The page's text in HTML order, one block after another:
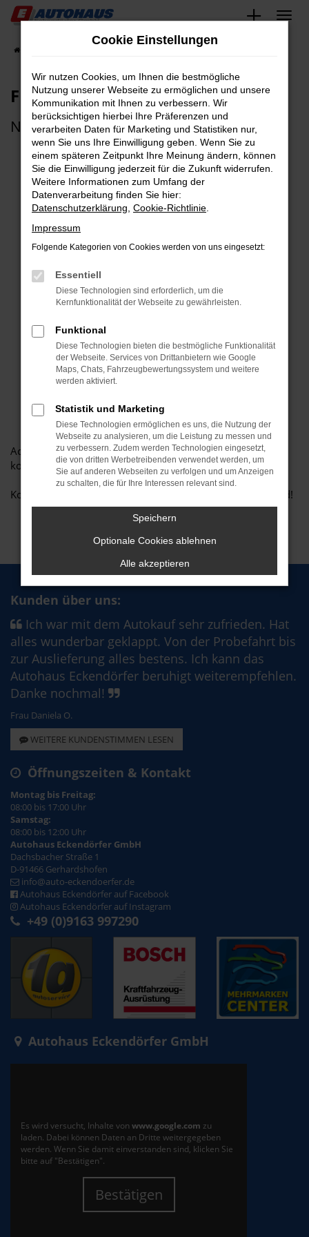
Zum
springen
FFP2-Maskenpflicht
Neue Regelungen
Achtung: Ab 18.01.2021 ist es Pflicht, wenn ihr zu uns
kommt, eine FFP2-Maske zu tragen.
Kommt gut ins Wochenende und wie immer: Bleibt gesund!
Kunden über uns:
Ich war mit dem Autokauf sehr zufrieden. Hat
alles wunderbar geklappt. Von der Probefahrt bis
zur Auslieferung alles bestens. Ich kann das
Autohaus Eckendörfer beruhigt weiterempfehlen.
Danke nochmal!
Frau Daniela O.
WEITERE KUNDENSTIMMEN LESEN
Öffnungszeiten & Kontakt
Montag bis Freitag:
08:00 bis 17:00 Uhr
Samstag:
08:00 bis 12:00 Uhr
Autohaus Eckendörfer GmbH
Dachsbacher Straße 1
D-91466 Gerhardshofen
info@auto-eckendoerfer.de
Autohaus Eckendörfer auf Facebook
Autohaus Eckendörfer auf Instagram
+49 (0)9163 997290
Autohaus Eckendörfer GmbH
Es wird versucht, Inhalte von www.google.com zu
laden. Dabei können Daten an Dritte weitergegeben
werden. Wenn Sie damit einverstanden sind, klicken Sie
bitte auf "Bestätigen".
Bestätigen
Cookie Einstellungen
Wir nutzen Cookies, um Ihnen die bestmögliche
Nutzung unserer Webseite zu ermöglichen und unsere
Kommunikation mit Ihnen zu verbessern. Wir
berücksichtigen hierbei Ihre Präferenzen und
verarbeiten Daten für Marketing und Statistiken nur,
wenn Sie uns Ihre Einwilligung geben. Wenn Sie zu
einem späteren Zeitpunkt Ihre Meinung ändern, können
Sie die Einwilligung jederzeit für die Zukunft widerrufen.
Weitere Informationen zum Umfang der
Datenverarbeitung finden Sie hier:
Datenschutzerklärung Cookie-Richtlinie
Impressum
Folgende Kategorien von Cookies werden von uns eingesetzt:
Essentiell
Diese Technologien sind erforderlich, um die
Kernfunktionalität der Webseite zu gewährleisten.
Funktional
Diese Technologien bieten die bestmögliche Funktionalität
der Webseite. Services von Drittanbietern wie Google
Maps, Chats, Fahrzeugbewertungssystem und weitere
werden aktiviert.
Statistik und Marketing
Diese Technologien ermöglichen es uns, die Nutzung der
Webseite zu analysieren, um die Leistung zu messen und
zu verbessern. Zudem werden Technologien eingesetzt,
die von dritten Werbetreibenden verwendet werden, um
Sie auf anderen Webseiten zu verfolgen und um Anzeigen
zu schalten, die für Ihre Interessen relevant sind.
Speichern
Optionale Cookies ablehnen
Alle akzeptieren